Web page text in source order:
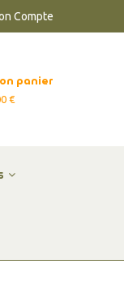
Compte
panier
€